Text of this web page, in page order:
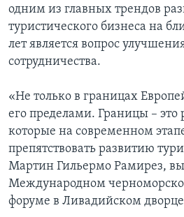
одним из главных трендов
туристического бизнеса на
лет является вопрос
сотрудничества.
«Не только в границах
его пределами. Границы – это
которые на современном
препятствовать развитию
Мартин Гильермо Рамирез,
Международном
форуме в Ливадийском